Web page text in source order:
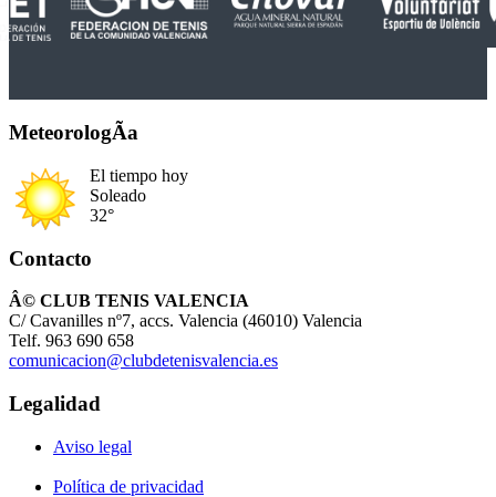
MeteorologÃ­a
El tiempo hoy
Soleado
32°
Contacto
Â© CLUB TENIS VALENCIA
C/ Cavanilles nº7, accs. Valencia (46010) Valencia
Telf. 963 690 658
comunicacion@clubdetenisvalencia.es
Legalidad
Aviso legal
Política de privacidad